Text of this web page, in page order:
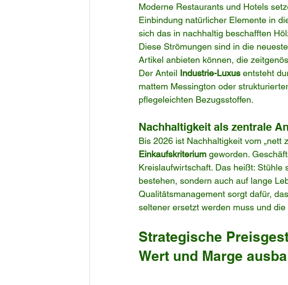
Moderne Restaurants und Hotels
Einbindung natürlicher Elemente in
sich das in nachhaltig beschafften
Diese Strömungen sind in die
Artikel anbieten können, die
Der Anteil Industrie-Luxus entsteht
mattem Messington oder
pflegeleichten Bezugsstoffen.
Nachhaltigkeit als zentrale
Bis 2026 ist Nachhaltigkeit vom „nett
Einkaufskriterium geworden.
Kreislaufwirtschaft. Das heißt: Stühle
bestehen, sondern auch auf lange
Qualitätsmanagement sorgt dafür,
seltener ersetzt werden muss und
Strategische
Wert und Marge